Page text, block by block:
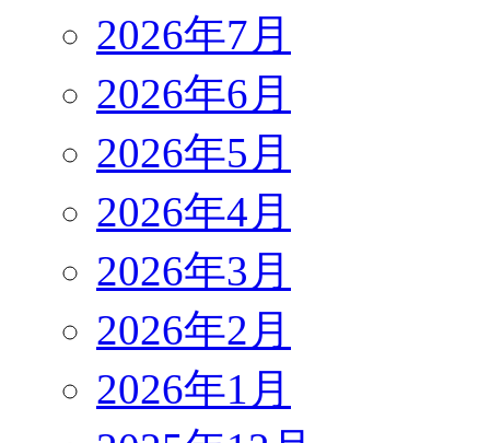
2026年7月
2026年6月
2026年5月
2026年4月
2026年3月
2026年2月
2026年1月